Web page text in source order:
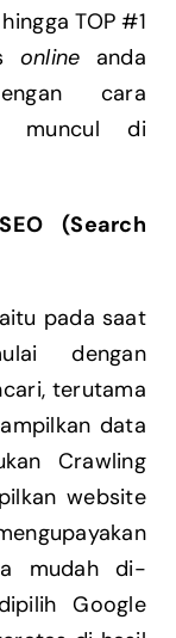
TOP #1
online anda
cara
muncul di
(Search
pada saat
dengan
terutama
data
Crawling
website
mudah di-
Google